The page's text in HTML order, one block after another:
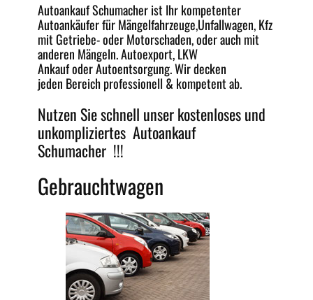
Autoankauf Schumacher ist Ihr kompetenter
Autoankäufer für Mängelfahrzeuge,Unfallwagen, Kfz
mit Getriebe-oderMotorschaden, oder auch mit
anderen Mängeln.Autoexport, LKW
Ankauf oderAutoentsorgung. Wir decken
jeden Bereich professionell & kompetent ab.
Nutzen Sie schnell unser kostenloses und
unkompliziertes Autoankauf
Schumacher !!!
Gebrauchtwagen